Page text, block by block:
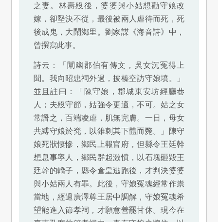
之妻。林壽歿後，婆婆與小姑想勸守娘改
嫁，卻堅決不從，最後被兩人虐待而死，死
後成鬼，大鬧鄉里。劉家謀《海音詩》中，
曾撰寫此事。
詩云：「闡幽郡伯有傳文，吳女沉冤得上
聞。我向昭忠祠外過，披榛空訪守娘墳。」
並且註曰：「陳守娘，郡城東安坊經廳巷
人；夫歿守節，姑強令更適，不可。姑之女
常譖之，百端凌虐，肌無完膚。一日，母女
共縛守娘於凳，以錐刺其下體而斃。」陳守
娘死狀悽慘，鄉民上報官府，但縣令王廷幹
想息事寧人，鄉民群起激憤，以石塊砸毀王
廷幹的轎子，縣令倉皇逃跑後，才判決婆婆
與小姑兩人有罪。此後，守娘冤魂經常作祟
當地，經過廣澤尊王居中調解，守娘冤魂希
望能進入節孝祠，才願意善罷甘休。現今在